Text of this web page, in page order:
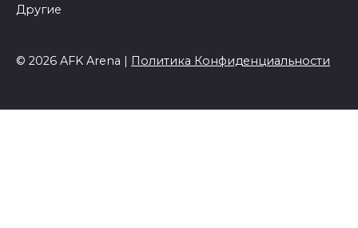
Другие
© 2026 AFK Arena | Политика Конфиденциальности